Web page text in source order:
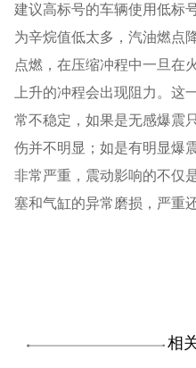
建议高标号的车辆使用低标
为辛烷值低太多，汽油燃点
点燃，在压缩冲程中一旦在
上升的冲程会出现阻力。这
常不稳定，如果是无感爆震
伤并不明显；如是有明显爆
非常严重，震动影响的不仅
塞和气缸的异常磨损，严重
相